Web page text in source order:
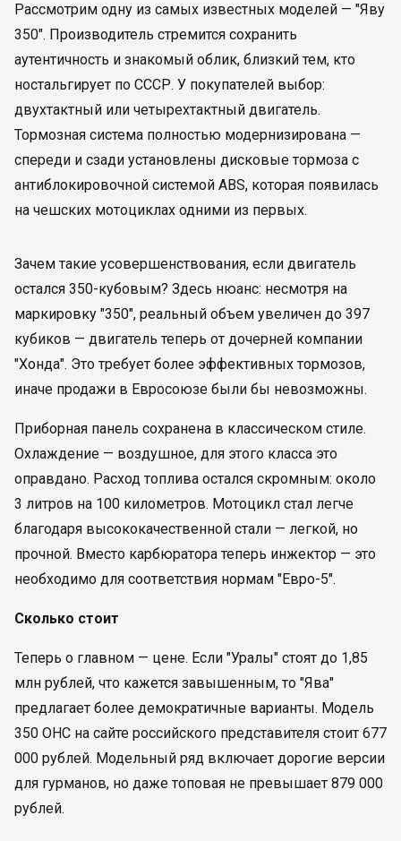
Рассмотрим одну из самых известных моделей — "Яву
350". Производитель стремится сохранить
аутентичность и знакомый облик, близкий тем, кто
ностальгирует по СССР. У покупателей выбор:
двухтактный или четырехтактный двигатель.
Тормозная система полностью модернизирована —
спереди и сзади установлены дисковые тормоза с
антиблокировочной системой ABS, которая появилась
на чешских мотоциклах одними из первых.
Зачем такие усовершенствования, если двигатель
остался 350-кубовым? Здесь нюанс: несмотря на
маркировку "350", реальный объем увеличен до 397
кубиков — двигатель теперь от дочерней компании
"Хонда". Это требует более эффективных тормозов,
иначе продажи в Евросоюзе были бы невозможны.
Приборная панель сохранена в классическом стиле.
Охлаждение — воздушное, для этого класса это
оправдано. Расход топлива остался скромным: около
3 литров на 100 километров. Мотоцикл стал легче
благодаря высококачественной стали — легкой, но
прочной. Вместо карбюратора теперь инжектор — это
необходимо для соответствия нормам "Евро-5".
Сколько стоит
Теперь о главном — цене. Если "Уралы" стоят до 1,85
млн рублей, что кажется завышенным, то "Ява"
предлагает более демократичные варианты. Модель
350 OHC на сайте российского представителя стоит 677
000 рублей. Модельный ряд включает дорогие версии
для гурманов, но даже топовая не превышает 879 000
рублей.